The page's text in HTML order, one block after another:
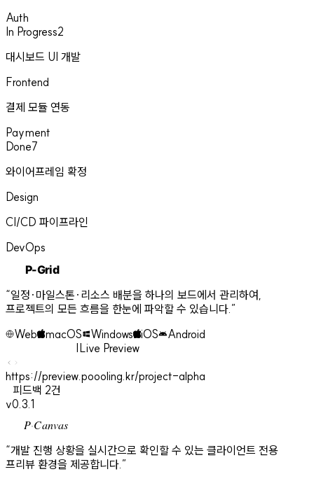
Auth
In Progress2
대시보드 UI 개발
Frontend
결제 모듈 연동
Payment
Done7
와이어프레임 확정
Design
CI/CD 파이프라인
DevOps
P-Grid
“일정·마일스톤·리소스 배분을 하나의 보드에서 관리하여,
프로젝트의 모든 흐름을 한눈에 파악할 수 있습니다. ”
Web
macOS Windows iOS
Android
|Live Preview
https://preview.poooling.kr/project-alpha
피드백 2건
v0.3.1
P·Canvas
“개발 진행 상황을 실시간으로 확인할 수 있는 클라이언트 전용
프리뷰 환경을 제공합니다. ”